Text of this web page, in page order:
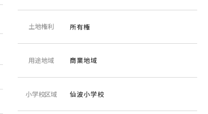
土地権利 所有権
用途地域 商業地域
小学校区域 仙波小学校